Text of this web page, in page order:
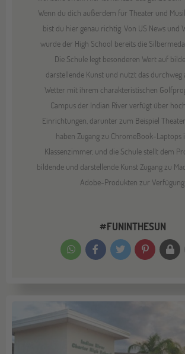
Wenn du dich außerdem für Theater und
bist du hier genau richtig. Von US News und
wurde der High School bereits die
Die Schule legt besonderen Wert auf
darstellende Kunst und nutzt das durchweg
Wetter mit ihrem charakteristischen
Campus der Indian River verfügt über
Einrichtungen, darunter zum Beispiel
haben Zugang zu ChromeBook-Laptops
Klassenzimmer, und die Schule stellt dem
bildende und darstellende Kunst Zugang zu
Adobe-Produkten zur Verfügung.
#FUNINTHESUN